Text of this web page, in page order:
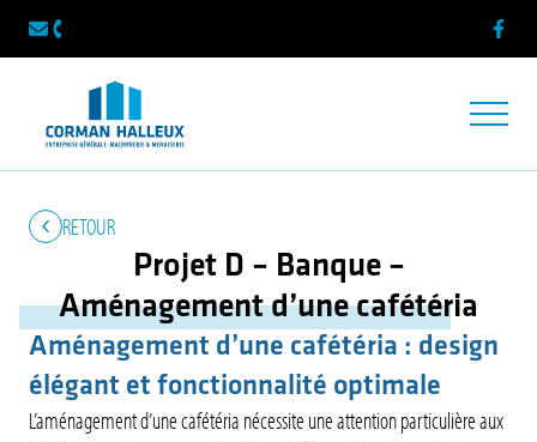
info@cormanhalleux.be
087 33 64 56
RETOUR
Projet D – Banque –
Aménagement d’une cafétéria
Aménagement d’une cafétéria : design
élégant et fonctionnalité optimale
L’aménagement d’une cafétéria nécessite une attention particulière aux